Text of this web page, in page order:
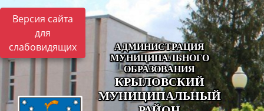
Версия сайта
для
слабовидящих
АДМИНИСТРАЦИЯ
МУНИЦИПАЛЬНОГО
ОБРАЗОВАНИЯ
КРЫЛОВСКИЙ
МУНИЦИПАЛЬНЫЙ